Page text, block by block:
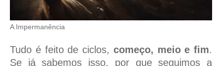
A Impermanência
Tudo é feito de ciclos, começo, meio e fim.
Se já sabemos isso, por que seguimos a